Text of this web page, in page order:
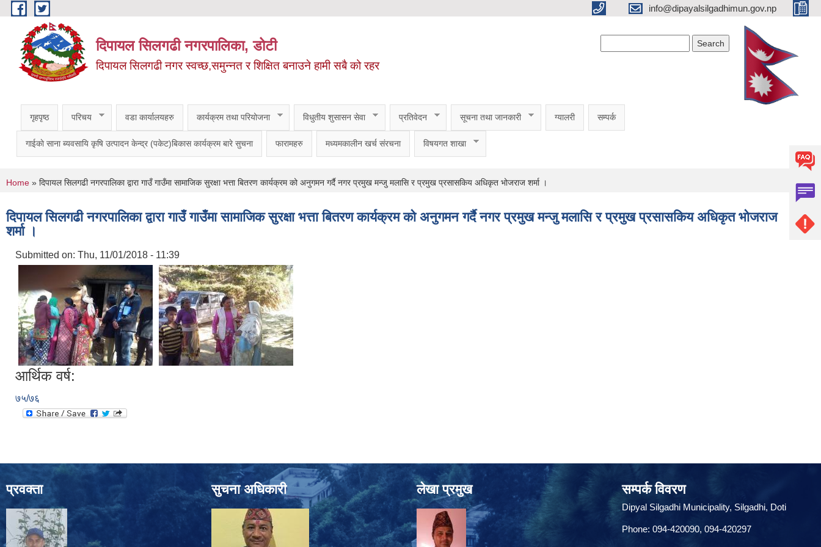
Skip to main content info@dipayalsilgadhimun.gov.np
दिपायल सिलगढी नगरपालिका, डोटी
दिपायल सिलगढी नगर स्वच्छ,समुन्नत र शिक्षित बनाउने हामी सबै को रहर
गृहपृष्ठ परिचय वडा कार्यालयहरु कार्यक्रम तथा परियोजना विधुतीय शुसासन सेवा प्रतिवेदन सूचना तथा जानकारी ग्यालरी सम्पर्क
गाईकाे साना ब्यवसायि कृषि उत्पादन केन्द्र (पकेट)बिकास कार्यक्रम बारे सुचना फारामहरु मध्यमकालीन खर्च संरचना विषयगत शाखा
You are here
Home » दिपायल सिलगढी नगरपालिका द्वारा गाउँ गाउँमा सामाजिक सुरक्षा भत्ता बितरण कार्यक्रम को अनुगमन गर्दै नगर प्रमुख मन्जु मलासि र प्रमुख प्रसासकिय अधिकृत भोजराज शर्मा ।
दिपायल सिलगढी नगरपालिका द्वारा गाउँ गाउँमा सामाजिक सुरक्षा भत्ता बितरण कार्यक्रम को अनुगमन गर्दै नगर प्रमुख मन्जु मलासि र प्रमुख प्रसासकिय अधिकृत भोजराज
शर्मा ।
Submitted on: Thu, 11/01/2018 - 11:39
आर्थिक वर्ष:
७५/७६
प्रवक्ता सुचना अधिकारी लेखा प्रमुख सम्पर्क विवरण
Dipyal Silgadhi Municipality, Silgadhi, Doti
Phone: 094-420090, 094-420297